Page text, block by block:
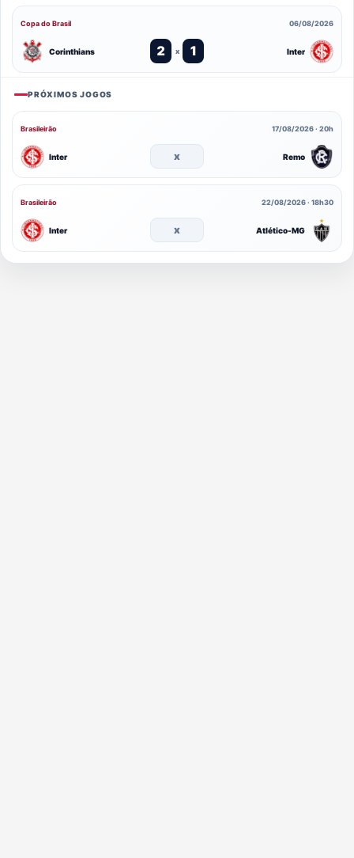
Copa do Brasil 06/08/2026
Corinthians 2 x 1 Inter
PRÓXIMOS JOGOS
Brasileirão 17/08/2026 · 20h
Inter x Remo
Brasileirão 22/08/2026 · 18h30
Inter x Atlético-MG